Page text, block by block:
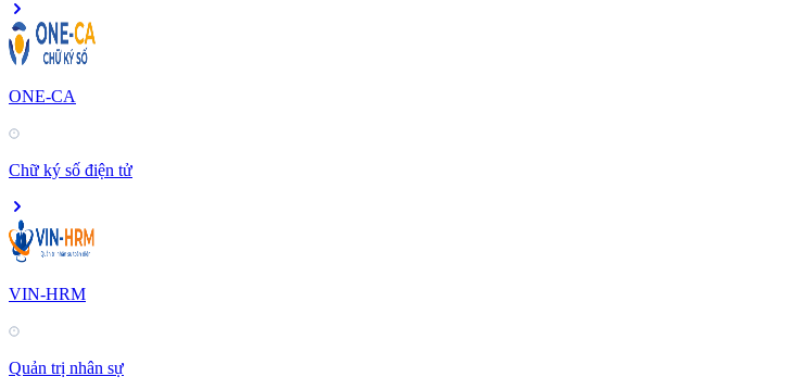
ONE-CA
Chữ ký số điện tử
VIN-HRM
Quản trị nhân sự